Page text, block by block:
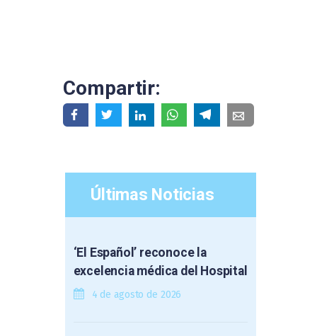
Compartir:
Últimas Noticias
‘El Español’ reconoce la
excelencia médica del Hospital
4 de agosto de 2026